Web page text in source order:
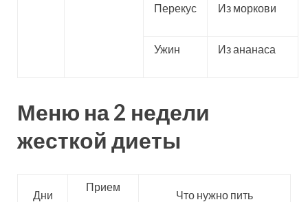
Перекус Из моркови
Ужин Из ананаса
Меню на 2 недели
жесткой диеты
Дни
Прием
Что нужно пить